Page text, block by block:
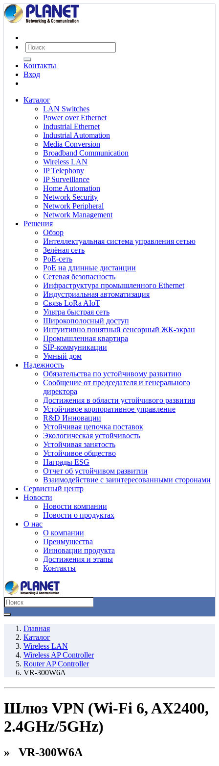
Контакты
Вход
Каталог
LAN Switches
Power over Ethernet
Industrial Ethernet
Industrial Automation
Media Conversion
Broadband Communication
Wireless LAN
IP Telephony
IP Surveillance
Home Automation
Network Security
Network Peripheral
Network Management
Решения
Обзор
Интеллектуальная система управления сетью
Зелёная сеть
PoE-сеть
PoE на длинные дистанции
Сетевая безопасность
Инфраструктура промышленного Ethernet
Индустриальная автоматизация
Связь LoRa AIoT
Ультра быстрая сеть
Широкополосный доступ
Интуитивно понятный сенсорный ЖК-экран
Промышленная квартира
SIP-коммуникации
Умный дом
Надежность
Обязательства по устойчивому развитию
Сообщение от председателя и генерального
директора
Достижения в области устойчивого развития
Устойчивое корпоративное управление
R&D Инновации
Устойчивая цепочка поставок
Экологическая устойчивость
Устойчивая занятость
Устойчивое общество
Награды ESG
Отчет об устойчивом развитии
Взаимодействие с заинтересованными сторонами
Сервисный центр
Новости
Новости компании
Новости о продуктах
О нас
О компании
Преимущества
Инновации продукта
Достижения и этапы
Контакты
Главная
Каталог
Wireless LAN
Wireless AP Controller
Router AP Controller
VR-300W6A
Шлюз VPN (Wi-Fi 6, AX2400,
2.4GHz/5GHz)
» VR-300W6A